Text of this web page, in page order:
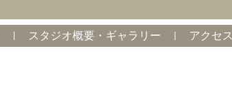
スタジオ概要・ギャラリー アクセス